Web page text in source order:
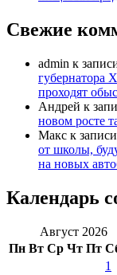
Свежие
admin к
губернатора
проходят
Андрей к
новом росте
Макс к записи
от школы,
на новых
Календарь
Август 2026
Пн Вт Ср Чт Пт
1